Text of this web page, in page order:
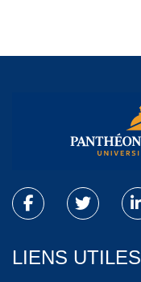
LIENS UTILES